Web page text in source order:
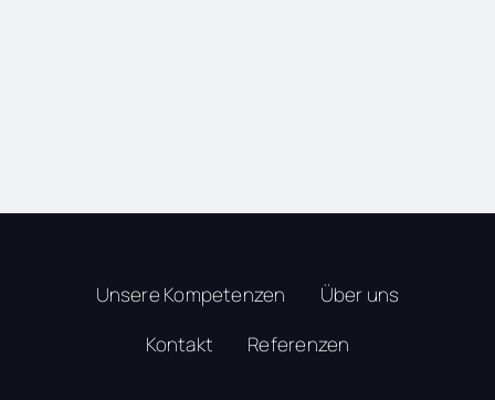
Unsere Kompetenzen
Über uns
Kontakt
Referenzen